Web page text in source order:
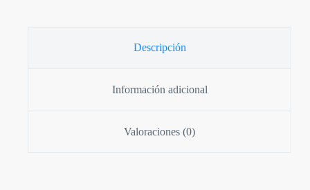
Descripción
Información adicional
Valoraciones (0)